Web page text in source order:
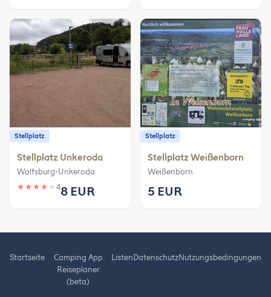
Stellplatz
Stellplatz Unkeroda
Wolfsburg-Unkeroda
★ ★ ★ ★ ★ 48 EUR
Stellplatz
Stellplatz Weißenborn
Weißenborn
5 EUR
Startseite
Camping App
Reiseplaner
(beta)
ListenDatenschutzNutzungsbedingungen